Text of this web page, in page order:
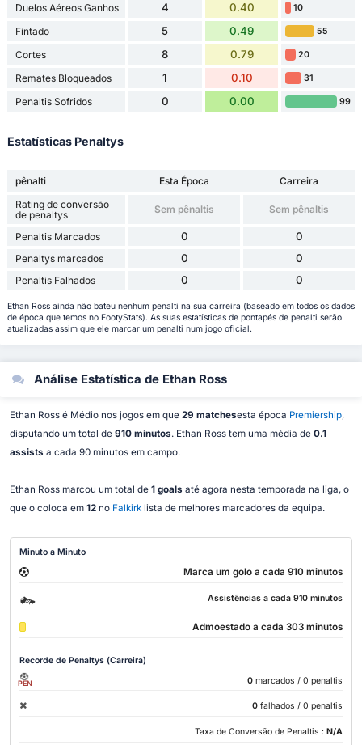
Duelos Aéreos Ganhos 4 0.40 10
Fintado 5 0.49 55
Cortes 8 0.79 20
Remates Bloqueados 1 0.10 31
Penaltis Sofridos 0 0.00 99
Estatísticas Penaltys
pênalti Esta Época
Carreira
Rating de conversão
de penaltys
Sem pênaltis Sem pênaltis
Penaltis Marcados 0 0
Penaltys marcados 0 0
Penaltis Falhados 0 0
Ethan Ross ainda não bateu nenhum penalti na sua carreira (baseado em todos os dados
de época que temos no FootyStats). As suas estatísticas de pontapés de penalti serão
atualizadas assim que ele marcar um penalti num jogo oficial.
Análise Estatística de Ethan Ross
Ethan Ross é Médio nos jogos em que 29 matchesesta época Premiership,
disputando um total de 910 minutos. Ethan Ross tem uma média de 0.1
assists a cada 90 minutos em campo.
Ethan Ross marcou um total de 1 goals até agora nesta temporada na liga, o
que o coloca em 12 no Falkirklista de melhores marcadores da equipa.
Minuto a Minuto
Marca um golo a cada 910 minutos
Assistências a cada 910 minutos
Admoestado a cada 303 minutos
Recorde de Penaltys (Carreira)
PEN 0 marcados / 0 penaltis
0 falhados / 0 penaltis
Taxa de Conversão de Penaltis : N/A